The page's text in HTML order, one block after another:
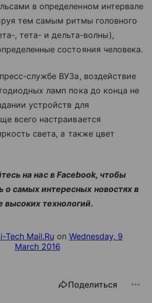
в определенном интервале
тем самым ритмы головного
, тета- и дельта-волны),
состояния человека.
службе ВУЗа, воздействие
ламп пока до конца не
устройств для
всего настраивается
света, а также цвет
на нас в Facebook, чтобы
о самых интересных новостях в
высоких технологий.
Tech Mail.Ru on Wednesday, 9
March 2016
Поделиться